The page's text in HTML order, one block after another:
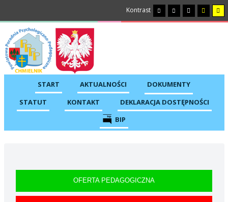
Kontrast
START AKTUALNOŚCI
DOKUMENTY
STATUT
KONTAKT
DEKLARACJA DOSTĘPNOŚCI
BIP
OFERTA PEDAGOGICZNA